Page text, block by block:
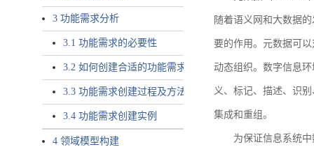
3 功能需求分析
3.1 功能需求的必要性
3.2 如何创建合适的功能需求
3.3 功能需求创建过程及方法
3.4 功能需求创建实例
4 领域模型构建
随着语义网和大数据
要的作用。元数据可
动态组织。数字信息
义、标记、描述、识
集成和重组。
为保证信息系统